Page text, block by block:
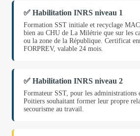
✅ Habilitation INRS niveau 1
Formation SST initiale et recyclage MAC
bien au CHU de La Milétrie que sur les
ou la zone de la République. Certificat
FORPREV, valable 24 mois.
✅ Habilitation INRS niveau 2
Formateur SST, pour les administrations
Poitiers souhaitant former leur propre
secourisme au travail.